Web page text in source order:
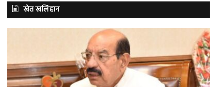
खेत खलिहान